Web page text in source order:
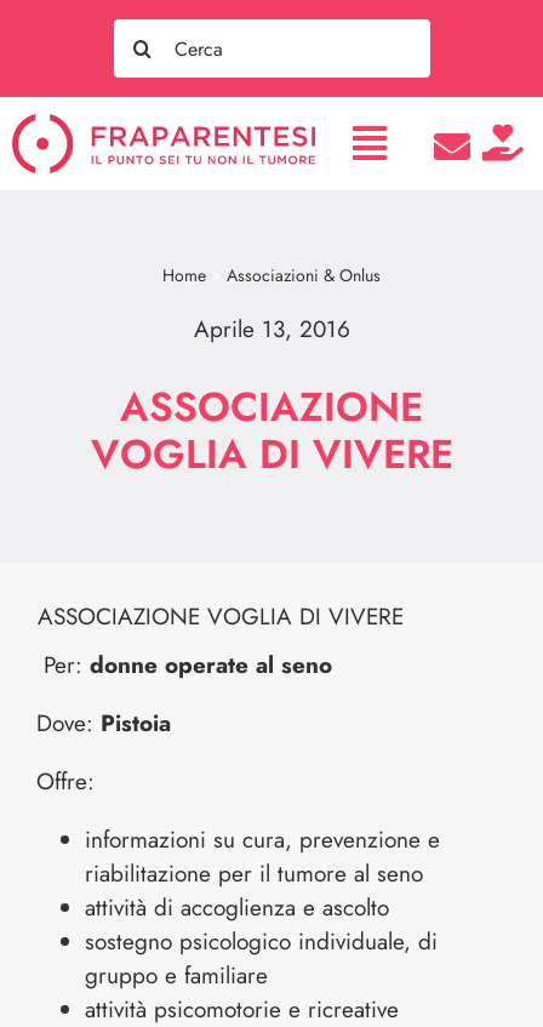
Search
for:
Home Associazioni & Onlus
Aprile 13, 2016
ASSOCIAZIONE
VOGLIA DI VIVERE
ASSOCIAZIONE VOGLIA DI VIVERE
Per: donne operate al seno
Dove: Pistoia
Offre:
informazioni su cura, prevenzione e
riabilitazione per il tumore al seno
attività di accoglienza e ascolto
sostegno psicologico individuale, di
gruppo e familiare
attività psicomotorie e ricreative